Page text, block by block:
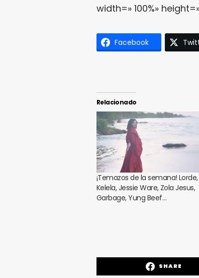
width=» 100%»
Facebook
Relacionado
¡Temazos de la semana! Lorde,
Kelela, Jessie Ware, Zola Jesus,
Garbage, Yung Beef…
SHARE